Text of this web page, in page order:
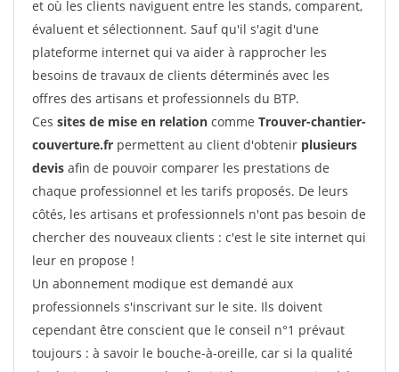
et où les clients naviguent entre les stands, comparent,
évaluent et sélectionnent. Sauf qu'il s'agit d'une
plateforme internet qui va aider à rapprocher les
besoins de travaux de clients déterminés avec les
offres des artisans et professionnels du BTP.
Ces sites de mise en relation comme Trouver-chantier-
couverture.fr permettent au client d'obtenir plusieurs
devis afin de pouvoir comparer les prestations de
chaque professionnel et les tarifs proposés. De leurs
côtés, les artisans et professionnels n'ont pas besoin de
chercher des nouveaux clients : c'est le site internet qui
leur en propose !
Un abonnement modique est demandé aux
professionnels s'inscrivant sur le site. Ils doivent
cependant être conscient que le conseil n°1 prévaut
toujours : à savoir le bouche-à-oreille, car si la qualité